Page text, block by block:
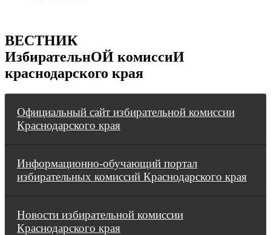
ВЕСТНИК
ИзбирательнОЙ комиссиИ
краснодарского края
Официальный сайт избирательной комиссии
Краснодарского края
Информационно-обучающий портал
избирательных комиссий Краснодарского края
Новости избирательной комиссии
Краснодарского края